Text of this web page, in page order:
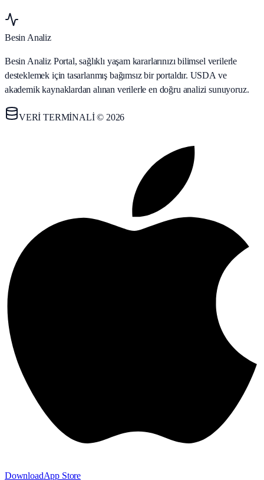
Besin Analiz
Besin Analiz Portal, sağlıklı yaşam kararlarınızı bilimsel verilerle
desteklemek için tasarlanmış bağımsız bir portaldır. USDA ve
akademik kaynaklardan alınan verilerle en doğru analizi sunuyoruz.
VERİ TERMİNALİ © 2026
DownloadApp Store